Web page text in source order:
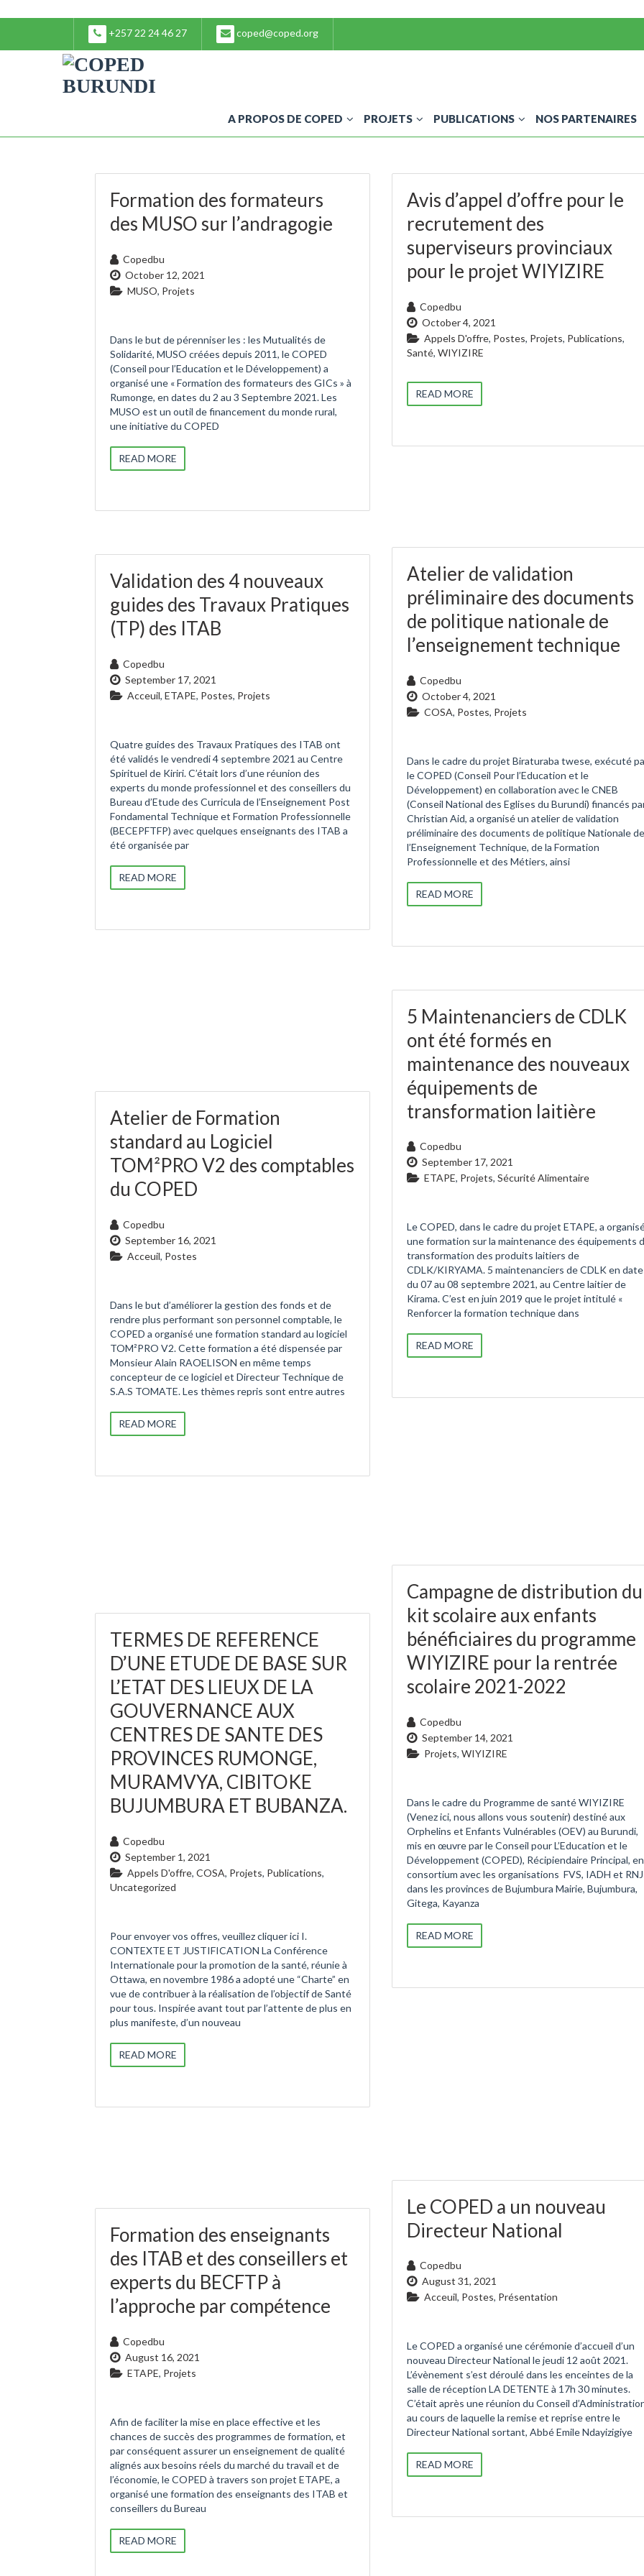
+257 22 24 46 27 coped@coped.org
A PROPOS DE COPED PROJETS PUBLICATIONS NOS PARTENAIRES
Formation des formateurs
des MUSO sur l’andragogie
Copedbu
October 12, 2021
MUSO, Projets
Dans le but de pérenniser les : les Mutualités de
Solidarité, MUSO créées depuis 2011, le COPED
(Conseil pour l’Education et le Développement) a
organisé une « Formation des formateurs des GICs » à
Rumonge, en dates du 2 au 3 Septembre 2021. Les
MUSO est un outil de financement du monde rural,
une initiative du COPED
READ MORE
Avis d’appel d’offre pour le
recrutement des
superviseurs provinciaux
pour le projet WIYIZIRE
Copedbu
October 4, 2021
Appels D'offre, Postes, Projets, Publications,
Santé, WIYIZIRE
READ MORE
Atelier de validation
préliminaire des documents
de politique nationale de
l’enseignement technique
Copedbu
October 4, 2021
COSA, Postes, Projets
Dans le cadre du projet Biraturaba twese, exécuté
le COPED (Conseil Pour l’Education et le
Développement) en collaboration avec le CNEB
(Conseil National des Eglises du Burundi) financés
Christian Aid, a organisé un atelier de validation
préliminaire des documents de politique Nationale de
l’Enseignement Technique, de la Formation
Professionnelle et des Métiers, ainsi
READ MORE
Validation des 4 nouveaux
guides des Travaux Pratiques
(TP) des ITAB
Copedbu
September 17, 2021
Acceuil, ETAPE, Postes, Projets
Quatre guides des Travaux Pratiques des ITAB ont
été validés le vendredi 4 septembre 2021 au Centre
Spirituel de Kiriri. C’était lors d’une réunion des
experts du monde professionnel et des conseillers du
Bureau d’Etude des Curricula de l’Enseignement Post
Fondamental Technique et Formation Professionnelle
(BECEPFTFP) avec quelques enseignants des ITAB a
été organisée par
READ MORE
5 Maintenanciers de CDLK
ont été formés en
maintenance des nouveaux
équipements de
transformation laitière
Copedbu
September 17, 2021
ETAPE, Projets, Sécurité Alimentaire
Le COPED, dans le cadre du projet ETAPE, a
une formation sur la maintenance des équipements
transformation des produits laitiers de
CDLK/KIRYAMA. 5 maintenanciers de CDLK en
du 07 au 08 septembre 2021, au Centre laitier de
Kirama. C’est en juin 2019 que le projet intitulé «
Renforcer la formation technique dans
READ MORE
Atelier de Formation
standard au Logiciel
TOM²PRO V2 des comptables
du COPED
Copedbu
September 16, 2021
Acceuil, Postes
Dans le but d’améliorer la gestion des fonds et de
rendre plus performant son personnel comptable, le
COPED a organisé une formation standard au logiciel
TOM²PRO V2. Cette formation a été dispensée par
Monsieur Alain RAOELISON en même temps
concepteur de ce logiciel et Directeur Technique de
S.A.S TOMATE. Les thèmes repris sont entre autres
READ MORE
Campagne de distribution du
kit scolaire aux enfants
bénéficiaires du programme
WIYIZIRE pour la rentrée
scolaire 2021-2022
Copedbu
September 14, 2021
Projets, WIYIZIRE
Dans le cadre du Programme de santé WIYIZIRE
(Venez ici, nous allons vous soutenir) destiné aux
Orphelins et Enfants Vulnérables (OEV) au Burundi,
mis en œuvre par le Conseil pour L’Education et le
Développement (COPED), Récipiendaire Principal, en
consortium avec les organisations FVS, IADH et
dans les provinces de Bujumbura Mairie, Bujumbura,
Gitega, Kayanza
READ MORE
TERMES DE REFERENCE
D’UNE ETUDE DE BASE SUR
L’ETAT DES LIEUX DE LA
GOUVERNANCE AUX
CENTRES DE SANTE DES
PROVINCES RUMONGE,
MURAMVYA, CIBITOKE
BUJUMBURA ET BUBANZA.
Copedbu
September 1, 2021
Appels D'offre, COSA, Projets, Publications,
Uncategorized
Pour envoyer vos offres, veuillez cliquer ici I.
CONTEXTE ET JUSTIFICATION La Conférence
Internationale pour la promotion de la santé, réunie à
Ottawa, en novembre 1986 a adopté une “Charte” en
vue de contribuer à la réalisation de l’objectif de Santé
pour tous. Inspirée avant tout par l’attente de plus en
plus manifeste, d’un nouveau
READ MORE
Le COPED a un nouveau
Directeur National
Copedbu
August 31, 2021
Acceuil, Postes, Présentation
Le COPED a organisé une cérémonie d’accueil d’un
nouveau Directeur National le jeudi 12 août 2021.
L’évènement s’est déroulé dans les enceintes de la
salle de réception LA DETENTE à 17h 30 minutes.
C’était après une réunion du Conseil
au cours de laquelle la remise et reprise entre le
Directeur National sortant, Abbé Emile Ndayizigiye
READ MORE
Formation des enseignants
des ITAB et des conseillers et
experts du BECFTP à
l’approche par compétence
Copedbu
August 16, 2021
ETAPE, Projets
Afin de faciliter la mise en place effective et les
chances de succès des programmes de formation, et
par conséquent assurer un enseignement de qualité
alignés aux besoins réels du marché du travail et de
l’économie, le COPED à travers son projet ETAPE, a
organisé une formation des enseignants des ITAB et
conseillers du Bureau
READ MORE